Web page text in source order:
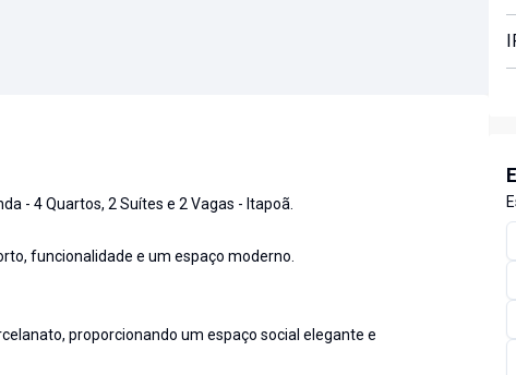
- 4 Quartos, 2 Suítes e 2 Vagas - Itapoã.
funcionalidade e um espaço moderno.
proporcionando um espaço social elegante e